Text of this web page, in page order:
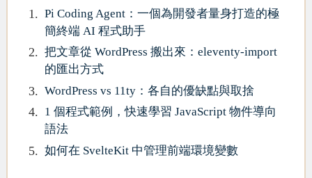
Pi Coding Agent：一個為開發者量身打造的極
簡終端 AI 程式助手
把文章從 WordPress 搬出來：eleventy-import
的匯出方式
WordPress vs 11ty：各自的優缺點與取捨
1 個程式範例，快速學習 JavaScript 物件導向
語法
如何在 SvelteKit 中管理前端環境變數